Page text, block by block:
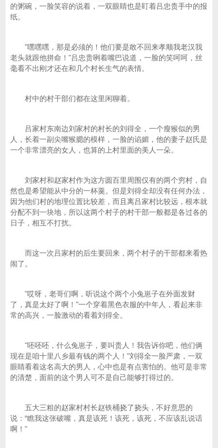
的粥碗，一脸笑容的说着，一双眼睛也是盯着吕忠贵手中的报
纸。
"嘿嘿嘿，那是必须的！他们要是敢不回来孝顺我老汉我
老头就跟他拼命！"吕忠贵咧着嘴巴说道，一脸的笑呵呵，丝
毫看不出刚才还在和几个村长生气的表情。
村中的村干部们都在这里闲聊着。
吕家村东南边刘家村的村长的刘得全，一个瘦猴似的男
人，长着一副尖嘴猴腮的模样，一脸的谄媚，他的妻子赵氏是
一个非常漂亮的女人，也算的上村里面的美人一朵。
刘家村和赵家村作为这方圆百里周围仅有的两个穷村，自
然也是希望能从中分的一杯羹。但是刘得全却没有任何办法，
因为他们村的地理位置比较差，而且离吕家村比较远，根本就
分配不到一块地，所以这两个村子的村干部一般都是各过各的
日子，相互不打扰。
而这一次吕家村的后生要回来，两个村子的干部都来看热
闹了。
"哎呀，老哥们啊，听说这个两个小兔崽子在外面发财
了，真是太好了啊！"一个穿着黑色衣服的中年人，看起来非
常的高兴，一脸激动的看着刘得全。
"呸呸呸，什么兔崽子，要叫贵人！我告诉你吧，他们俩
现在是咱十里八乡最有钱的两个人！"刘得全一脸严肃，一双
眼睛看着这名高大的男人，心中也是有点害怕的。他可是非常
的清楚，面前的这个男人可不是自己能够打得过的。
五大三粗的赵家村村长赵铁桶挠了挠头，不好意思的
说：“瞧我这张破嘴，真是该死！该死，该死，不应该乱说话
啊！"